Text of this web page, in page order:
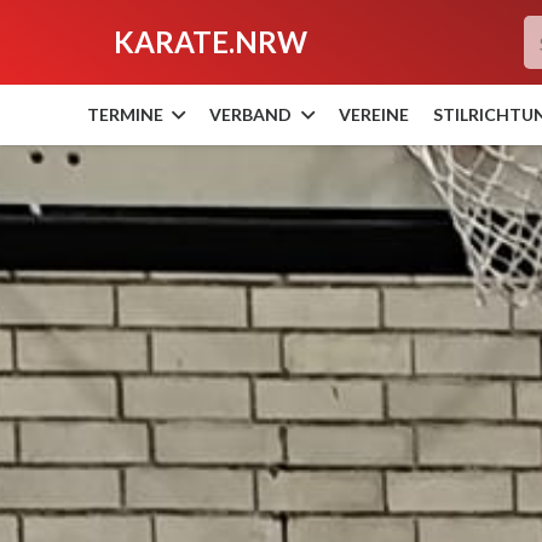
KARATE.NRW
TERMINE VERBAND VEREINE